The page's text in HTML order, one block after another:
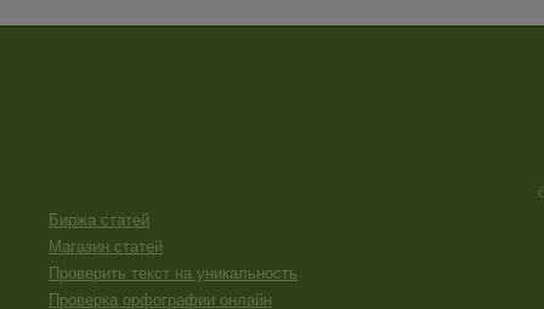
Биржа статей
Магазин статей
Проверить текст на уникальность
Проверка орфографии онлайн